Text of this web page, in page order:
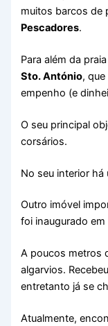
muitos barcos de
Pescadores.
Para além da
Sto. António,
empenho (e
O seu principal
corsários.
No seu interior há
Outro imóvel
foi inaugurado em
A poucos metros
algarvios.
entretanto já se
Atualmente,